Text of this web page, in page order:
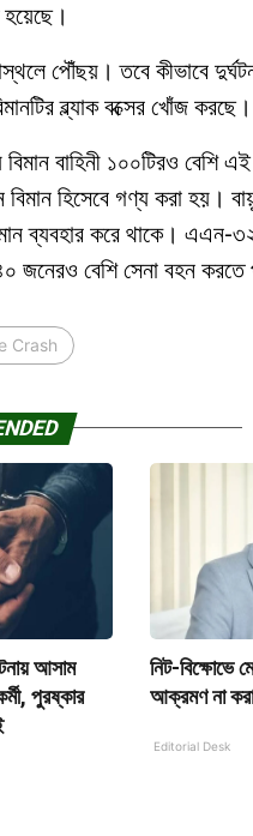
পৌঁছয়। তবে কীভাবে
ব্ল্যাক বক্সের খোঁজ করছে।
বাহিনী ১০০টিরও বেশি এই
হিসেবে গণ্য করা হয়।
ব্যবহার করে থাকে। এএন-
জনেরও বেশি সেনা বহন করতে
Crash
আসাম
পুরষ্কার
নিট-বিক্ষোভে
আক্রমণ না
Editorial Desk